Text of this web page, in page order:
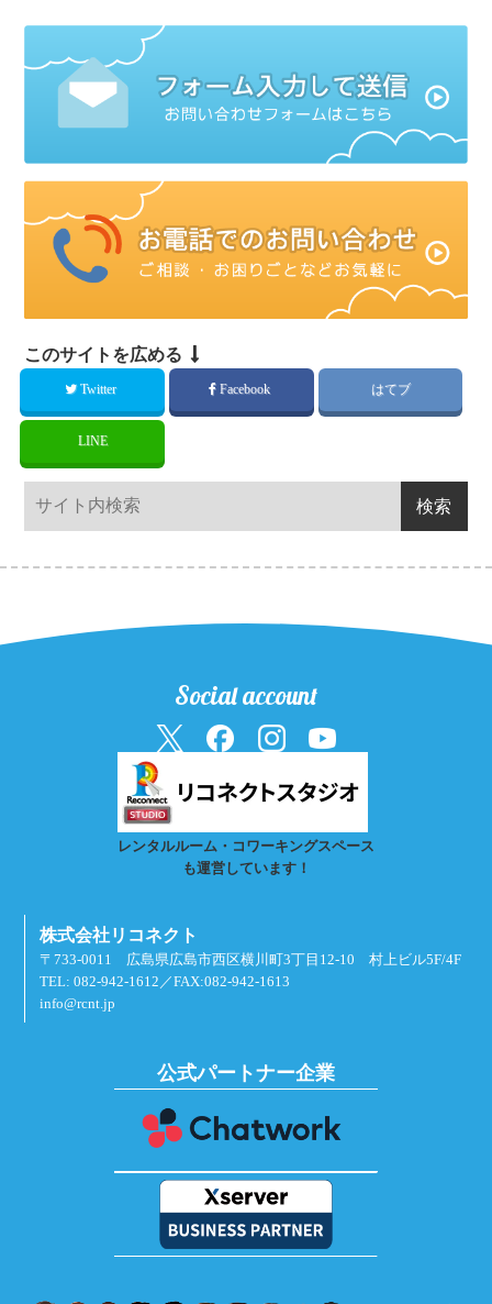
このサイトを広める
Twitter Facebook はてブ
LINE
Social account
レンタルルーム・コワーキングスペース
も運営しています！
株式会社リコネクト
〒733-0011 広島県広島市西区横川町3丁目12-10 村上ビル5F/4F
TEL: 082-942-1612／FAX:082-942-1613
info@rcnt.jp
公式パートナー企業